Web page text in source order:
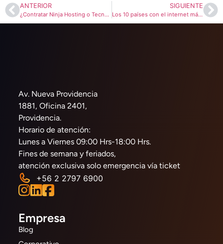
ANTERIOR
¿Contratar Ninja Hosting o Tecnoinver? | Comparando servicios
SIGUIENTE
Los 10 países con el internet más rápido
Av. Nueva Providencia
1881, Oficina 2401,
Providencia.
Horario de atención:
Lunes a Viernes 09:00 Hrs-18:00 Hrs.
Fines de semana y feriados,
atención exclusiva solo emergencia vía ticket
+56 2 2797 6900
Empresa
Blog